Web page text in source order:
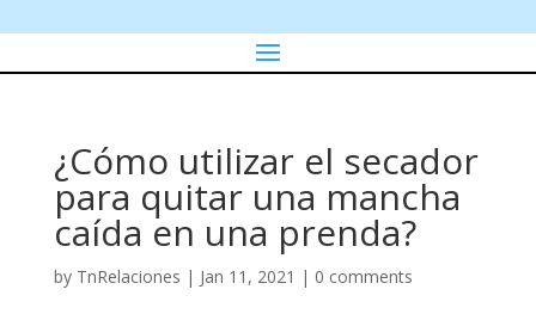
¿Cómo utilizar el secador
para quitar una mancha
caída en una prenda?
by TnRelaciones | Jan 11, 2021 | 0 comments